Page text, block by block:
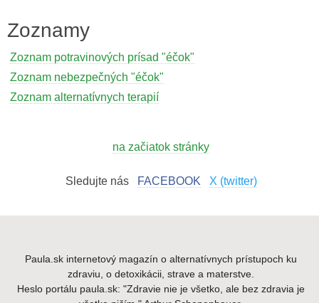
Zoznamy
Zoznam potravinových prísad "éčok"
Zoznam nebezpečných "éčok"
Zoznam alternatívnych terapií
na začiatok stránky
Sledujte nás FACEBOOK X (twitter)
Paula.sk internetový magazín o alternatívnych prístupoch ku
zdraviu, o detoxikácii, strave a materstve.
Heslo portálu paula.sk: "Zdravie nie je všetko, ale bez zdravia je